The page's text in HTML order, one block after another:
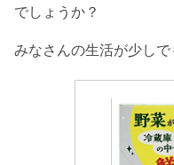
でしょうか？
みなさんの生活が少し